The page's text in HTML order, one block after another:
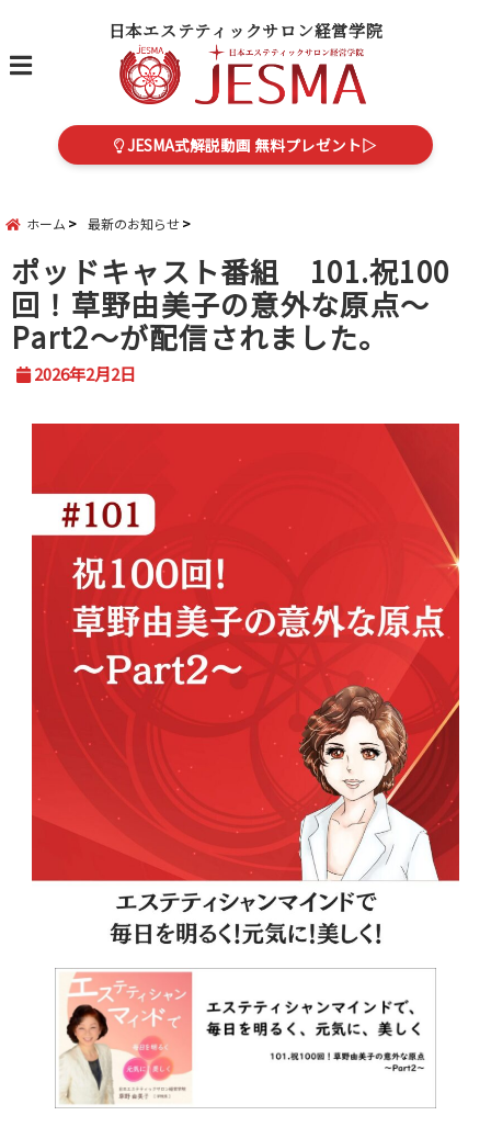
日本エステティックサロン経営学院
menu
JESMA式解説動画 無料プレゼント▷
ホーム 最新のお知らせ
ポッドキャスト番組 101.祝100
回！草野由美子の意外な原点～
Part2～が配信されました。
2026年2月2日